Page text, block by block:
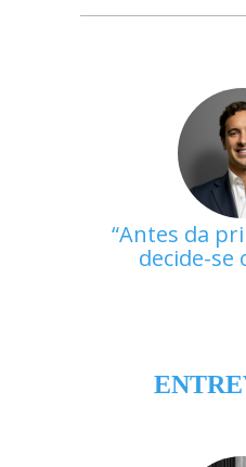
Antes da
decide-se